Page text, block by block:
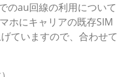
のau回線の利用について
ホにキャリアの既存SIM
ていますので、合わせて